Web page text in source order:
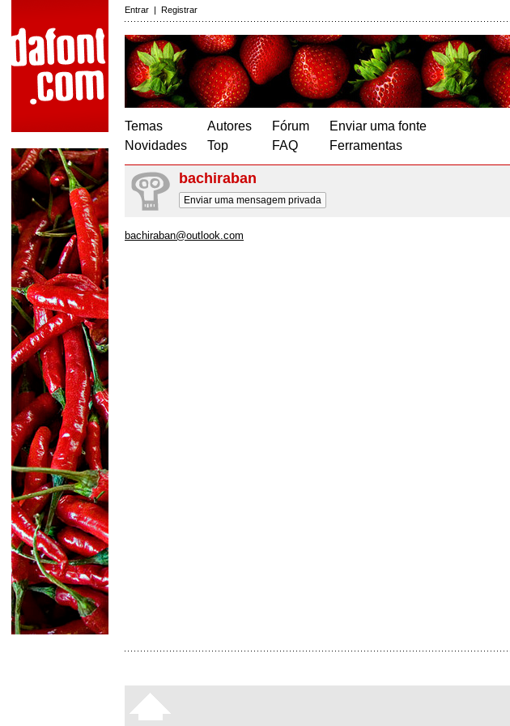
Entrar | Registrar
Temas
Novidades
Autores
Top
Fórum
FAQ
Enviar uma fonte
Ferramentas
bachiraban
Enviar uma mensagem privada
bachiraban@outlook.com